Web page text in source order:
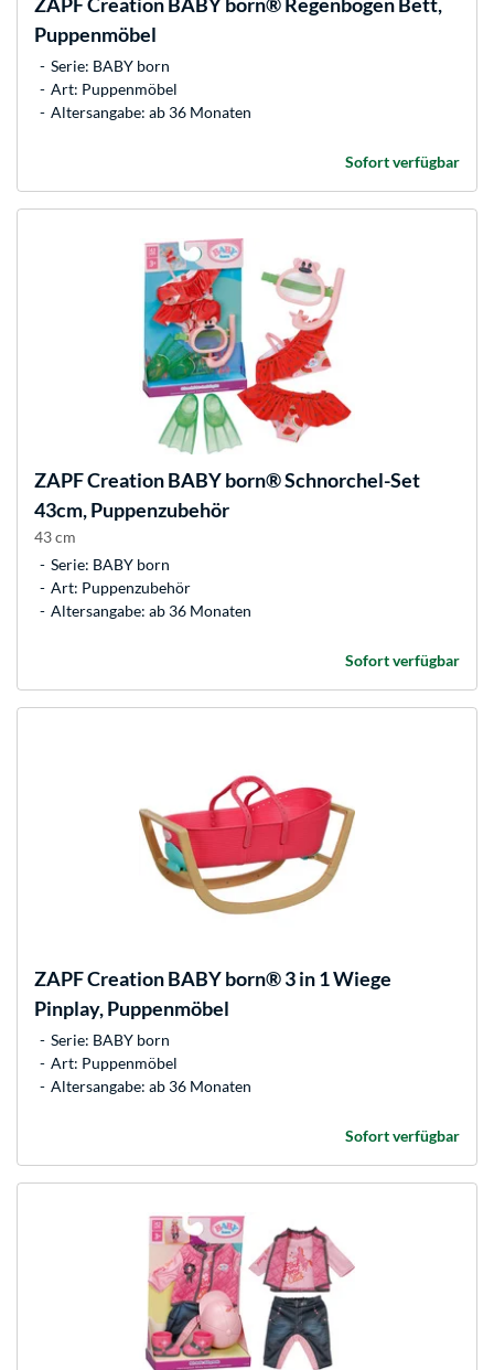
Puppenmöbel
Serie: BABY born
Art: Puppenmöbel
Altersangabe: ab 36 Monaten
Sofort verfügbar
ZAPF CreationBABY born® Schnorchel-Set
43cm, Puppenzubehör
43 cm
Serie: BABY born
Art: Puppenzubehör
Altersangabe: ab 36 Monaten
Sofort verfügbar
ZAPF CreationBABY born® 3 in 1 Wiege
Pinplay, Puppenmöbel
Serie: BABY born
Art: Puppenmöbel
Altersangabe: ab 36 Monaten
Sofort verfügbar